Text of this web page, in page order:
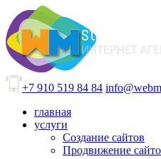
+7 910 519 84 84
главная
услуги
Создание сайтов
Продвижение